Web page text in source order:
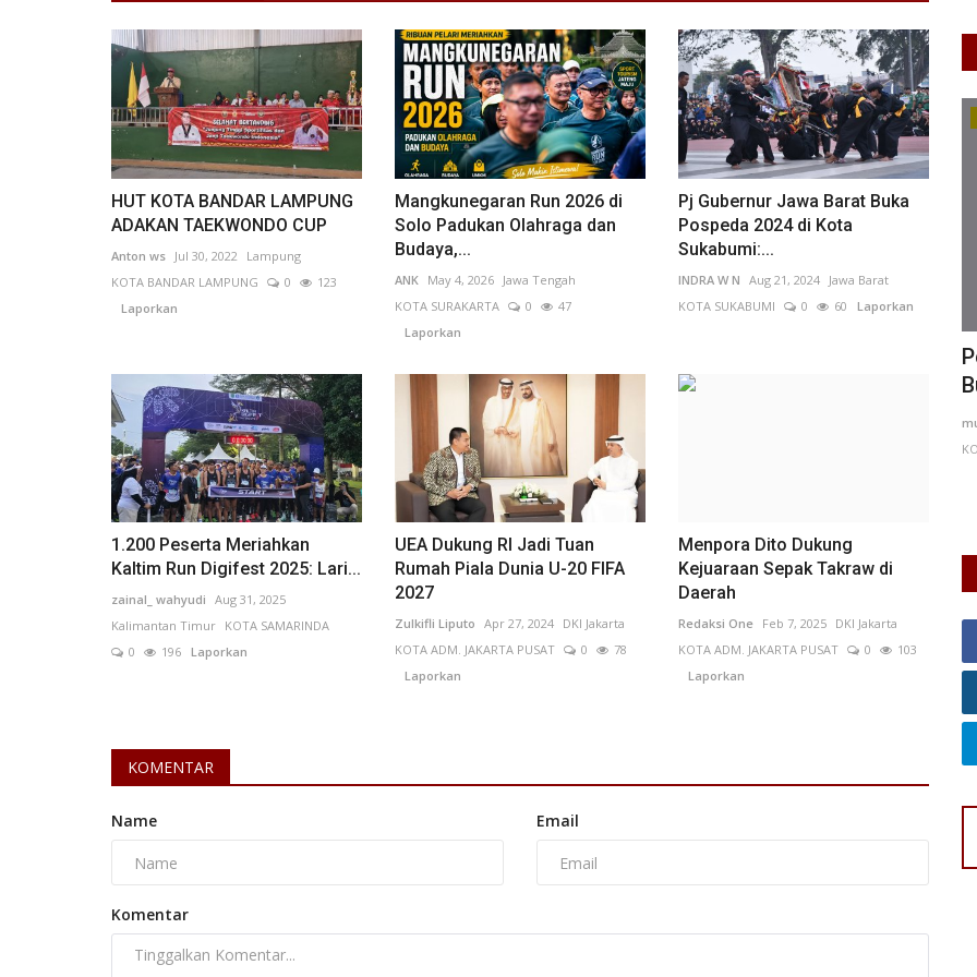
HUT KOTA BANDAR LAMPUNG
ADAKAN TAEKWONDO CUP
Anton ws Jul 30, 2022
Lampung
KOTA BANDAR LAMPUNG
0
123
Laporkan
Mangkunegaran Run 2026 di
Solo Padukan Olahraga dan
Budaya,...
ANK May 4, 2026
Jawa Tengah
KOTA SURAKARTA
0
47
Laporkan
Pj Gubernur Jawa Barat Buka
Pospeda 2024 di Kota
Sukabumi:...
INDRA W N Aug 21, 2024
Jawa Barat
KOTA SUKABUMI
0 60 Laporkan
1.200 Peserta Meriahkan
Kaltim Run Digifest 2025: Lari...
zainal_ wahyudi Aug 31, 2025
Kalimantan Timur KOTA SAMARINDA
0
196 Laporkan
UEA Dukung RI Jadi Tuan
Rumah Piala Dunia U-20 FIFA
2027
Zulkifli Liputo Apr 27, 2024
DKI Jakarta
KOTA ADM. JAKARTA PUSAT
0
78
Laporkan
Menpora Dito Dukung
Kejuaraan Sepak Takraw di
Daerah
Redaksi One Feb 7, 2025
DKI Jakarta
KOTA ADM. JAKARTA PUSAT
0
103
Laporkan
KOMENTAR
Name Email
Komentar
Budaya
Singosari di Kabupaten...
Nabilla Fitri Sholihah Feb 27, 2026 Jawa Timur
KAB. MALANG
0
59Laporkan
Di wilayah Kecamatan Singosari yang berjarak tidak terlalu
jauh dari pusat Kota...
Kejahatan
Buaya, Jakarta Barat...
KOTA ADM. JAKARTA BARAT
M